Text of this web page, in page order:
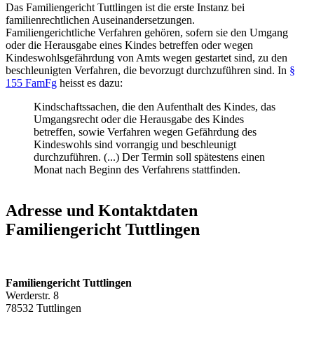
Das Familiengericht Tuttlingen ist die erste Instanz bei
familienrechtlichen Auseinandersetzungen.
Familiengerichtliche Verfahren gehören, sofern sie den Umgang
oder die Herausgabe eines Kindes betreffen oder wegen
Kindeswohlsgefährdung von Amts wegen gestartet sind, zu den
beschleunigten Verfahren, die bevorzugt durchzuführen sind. In §
155 FamFg heisst es dazu:
Kindschaftssachen, die den Aufenthalt des Kindes, das
Umgangsrecht oder die Herausgabe des Kindes
betreffen, sowie Verfahren wegen Gefährdung des
Kindeswohls sind vorrangig und beschleunigt
durchzuführen. (...) Der Termin soll spätestens einen
Monat nach Beginn des Verfahrens stattfinden.
Adresse und Kontaktdaten
Familiengericht Tuttlingen
Familiengericht Tuttlingen
Werderstr. 8
78532 Tuttlingen